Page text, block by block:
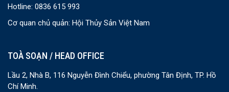
Hotline: 0836 615 993
Cơ quan chủ quản: Hội Thủy Sản Việt Nam
TOÀ SOẠN / HEAD OFFICE
Lầu 2, Nhà B, 116 Nguyễn Đình Chiểu, phường Tân Định, TP. Hồ
Chí Minh.